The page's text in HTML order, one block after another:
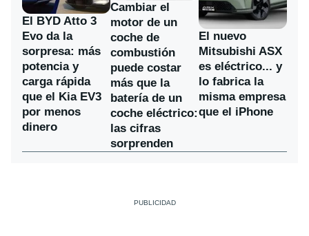
El BYD Atto 3
Evo da la
sorpresa: más
potencia y
carga rápida
que el Kia EV3
por menos
dinero
Cambiar el
motor de un
coche de
combustión
puede costar
más que la
batería de un
coche eléctrico:
las cifras
sorprenden
El nuevo
Mitsubishi ASX
es eléctrico... y
lo fabrica la
misma empresa
que el iPhone